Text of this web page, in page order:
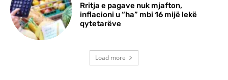
Rritja e pagave nuk mjafton,
inflacioni u “ha” mbi 16 mijë lekë
qytetarëve
Load more